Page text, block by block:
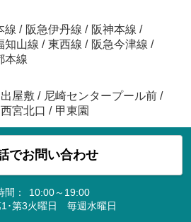
線 / 阪急伊丹線 / 阪神本線 /
知山線 / 東西線 / 阪急今津線 /
本線
出屋敷 / 尼崎センタープール前 /
西宮北口 / 甲東園
でお問い合わせ
間：
10:00～19:00
1･第3火曜日 毎週水曜日